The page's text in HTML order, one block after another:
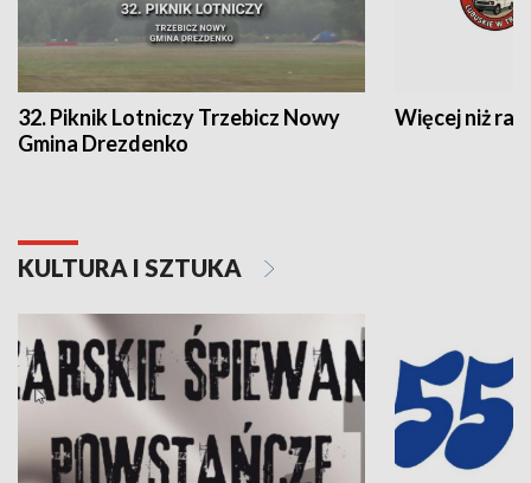
32. Piknik Lotniczy Trzebicz Nowy
Gmina Drezdenko
Więcej niż rajd
KULTURA I SZTUKA